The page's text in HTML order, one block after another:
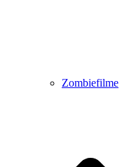
Zombiefilme